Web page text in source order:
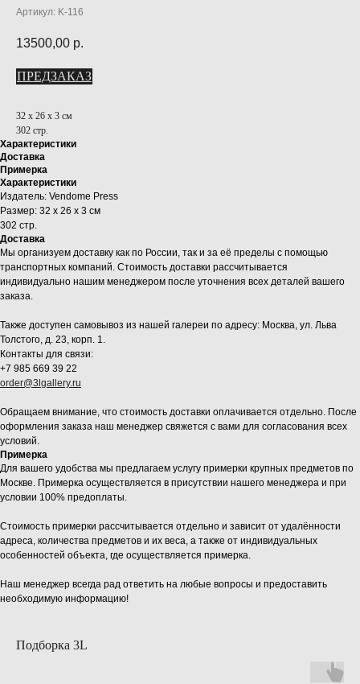
Артикул: K-116
13500,00 р.
ПРЕДЗАКАЗ
32 х 26 х 3 см
302 стр.
Характеристики
Доставка
Примерка
Характеристики
Издатель: Vendome Press
Размер: 32 х 26 х 3 см
302 стр.
Доставка
Мы организуем доставку как по России, так и за её пределы с помощью
транспортных компаний. Стоимость доставки рассчитывается
индивидуально нашим менеджером после уточнения всех деталей вашего
заказа.
Также доступен самовывоз из нашей галереи по адресу: Москва, ул. Льва
Толстого, д. 23, корп. 1.
Контакты для связи:
+7 985 669 39 22
order@3lgallery.ru
Обращаем внимание, что стоимость доставки оплачивается отдельно. После
оформления заказа наш менеджер свяжется с вами для согласования всех
условий.
Примерка
Для вашего удобства мы предлагаем услугу примерки крупных предметов по
Москве. Примерка осуществляется в присутствии нашего менеджера и при
условии 100% предоплаты.
Стоимость примерки рассчитывается отдельно и зависит от удалённости
адреса, количества предметов и их веса, а также от индивидуальных
особенностей объекта, где осуществляется примерка.
Наш менеджер всегда рад ответить на любые вопросы и предоставить
необходимую информацию!
Подборка 3L